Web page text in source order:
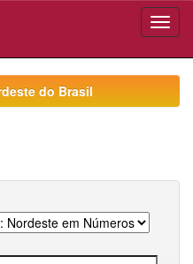
do Brasil